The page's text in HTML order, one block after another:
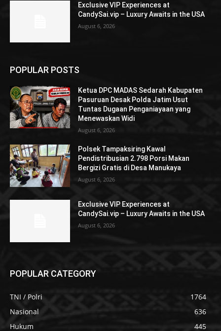
Exclusive VIP Experiences at
CandySai.vip – Luxury Awaits in the USA
August 6, 2026
POPULAR POSTS
Ketua DPC MADAS Sedarah Kabupaten
Pasuruan Desak Polda Jatim Usut
Tuntas Dugaan Penganiayaan yang
Menewaskan Widi
August 6, 2026
Polsek Tampaksiring Kawal
Pendistribusian 2.798 Porsi Makan
Bergizi Gratis di Desa Manukaya
August 6, 2026
Exclusive VIP Experiences at
CandySai.vip – Luxury Awaits in the USA
August 6, 2026
POPULAR CATEGORY
TNI / Polri
1764
Nasional
636
Hukum
445